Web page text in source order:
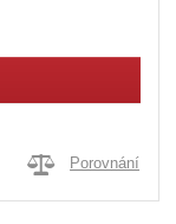
Porovnání